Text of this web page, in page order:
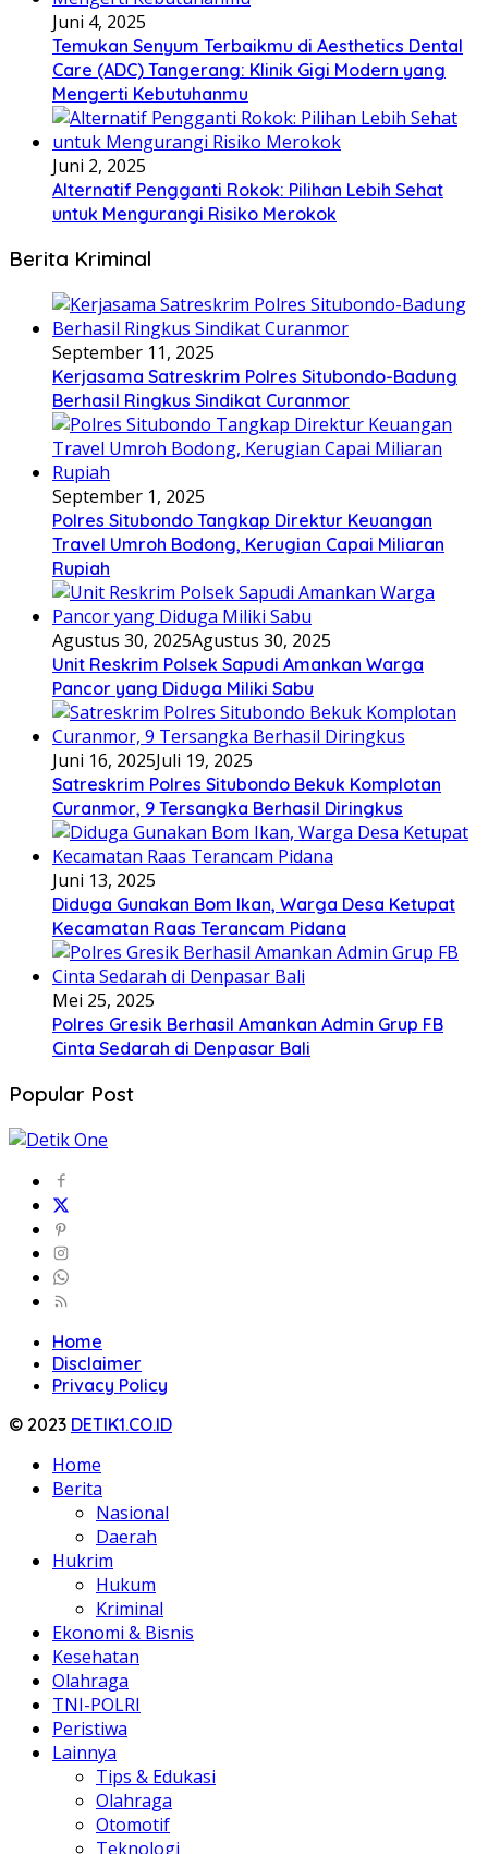
Juni 4, 2025
Temukan Senyum Terbaikmu di Aesthetics Dental
Care (ADC) Tangerang: Klinik Gigi Modern yang
Mengerti Kebutuhanmu
Juni 2, 2025
Alternatif Pengganti Rokok: Pilihan Lebih Sehat
untuk Mengurangi Risiko Merokok
Berita Kriminal
September 11, 2025
Kerjasama Satreskrim Polres Situbondo-Badung
Berhasil Ringkus Sindikat Curanmor
September 1, 2025
Polres Situbondo Tangkap Direktur Keuangan
Travel Umroh Bodong, Kerugian Capai Miliaran
Rupiah
Agustus 30, 2025Agustus 30, 2025
Unit Reskrim Polsek Sapudi Amankan Warga
Pancor yang Diduga Miliki Sabu
Juni 16, 2025Juli 19, 2025
Satreskrim Polres Situbondo Bekuk Komplotan
Curanmor, 9 Tersangka Berhasil Diringkus
Juni 13, 2025
Diduga Gunakan Bom Ikan, Warga Desa Ketupat
Kecamatan Raas Terancam Pidana
Mei 25, 2025
Polres Gresik Berhasil Amankan Admin Grup FB
Cinta Sedarah di Denpasar Bali
Popular Post
Home
Disclaimer
Privacy Policy
© 2023 DETIK1.CO.ID
Home
Berita
Nasional
Daerah
Hukrim
Hukum
Kriminal
Ekonomi & Bisnis
Kesehatan
Olahraga
TNI-POLRI
Peristiwa
Lainnya
Tips & Edukasi
Olahraga
Otomotif
Teknologi